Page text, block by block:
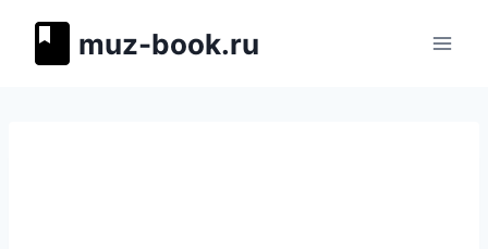
muz-book.ru